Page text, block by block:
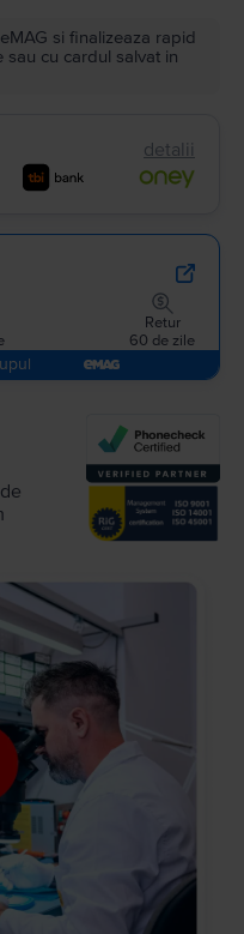
si finalizeaza rapid
cu cardul salvat in
detalii
Retur
60 de zile